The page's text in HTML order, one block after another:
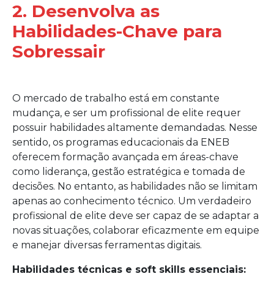
2. Desenvolva as
Habilidades-Chave para
Sobressair
O mercado de trabalho está em constante
mudança, e ser um profissional de elite requer
possuir habilidades altamente demandadas. Nesse
sentido, os programas educacionais da ENEB
oferecem formação avançada em áreas-chave
como liderança, gestão estratégica e tomada de
decisões. No entanto, as habilidades não se limitam
apenas ao conhecimento técnico. Um verdadeiro
profissional de elite deve ser capaz de se adaptar a
novas situações, colaborar eficazmente em equipe
e manejar diversas ferramentas digitais.
Habilidades técnicas e soft skills essenciais: